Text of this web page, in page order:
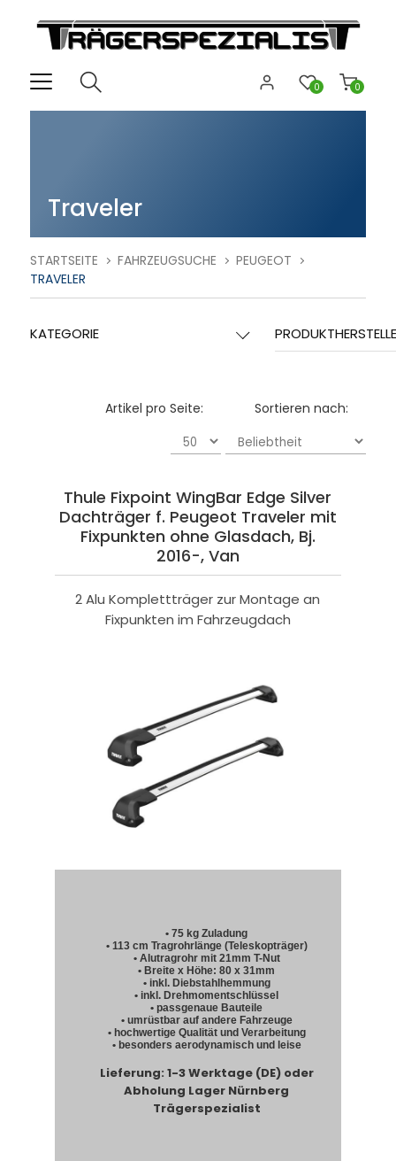
0
0
Traveler
STARTSEITE FAHRZEUGSUCHE
PEUGEOT
TRAVELER
KATEGORIE
Sortieren nach:
Artikel pro Seite:
Thule Fixpoint WingBar Edge Silver
Dachträger f. Peugeot Traveler mit
Fixpunkten ohne Glasdach, Bj.
2016-, Van
2 Alu Komplettträger zur Montage an
Fixpunkten im Fahrzeugdach
• 75 kg Zuladung
• 113 cm Tragrohrlänge (Teleskopträger)
• Alutragrohr mit 21mm T-Nut
• Breite x Höhe: 80 x 31mm
• inkl. Diebstahlhemmung
• inkl. Drehmomentschlüssel
• passgenaue Bauteile
• umrüstbar auf andere Fahrzeuge
• hochwertige Qualität und Verarbeitung
• besonders aerodynamisch und leise
Lieferung: 1-3 Werktage (DE) oder
Abholung Lager Nürnberg
Trägerspezialist